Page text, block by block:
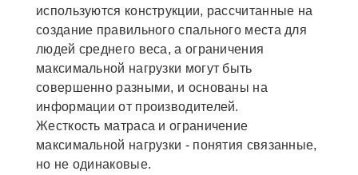
используются конструкции, рассчитанные на
создание правильного спального места для
людей среднего веса, а ограничения
максимальной нагрузки могут быть
совершенно разными, и основаны на
информации от производителей.
Жесткость матраса и ограничение
максимальной нагрузки - понятия связанные,
но не одинаковые.